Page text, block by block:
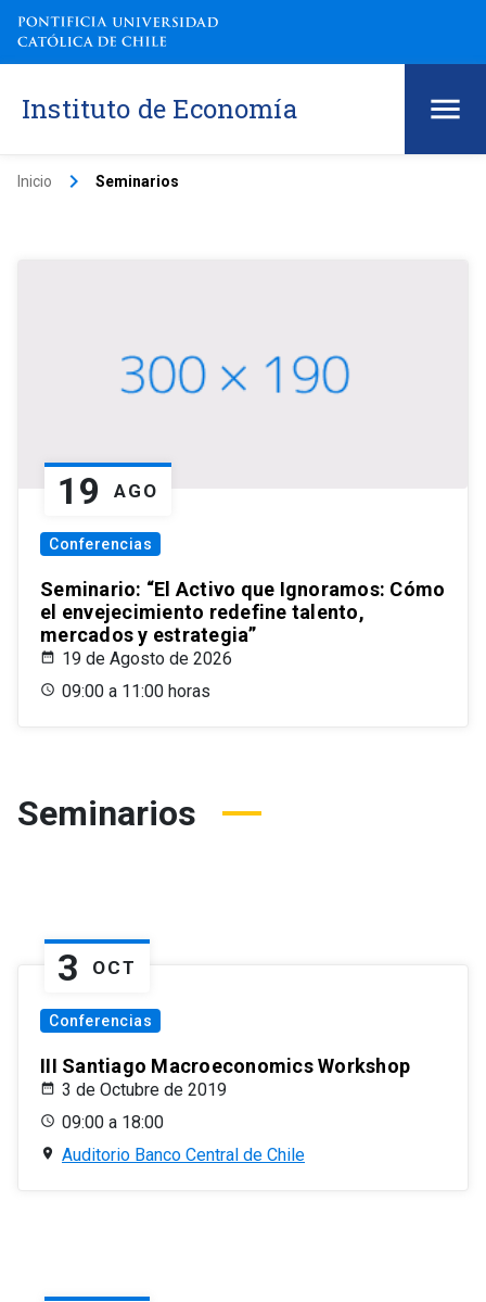
Instituto de Economía
Inicio keyboard_arrow_right Seminarios
19 AGO
Conferencias
Seminario: “El Activo que Ignoramos: Cómo
el envejecimiento redefine talento,
mercados y estrategia”
19 de Agosto de 2026
09:00 a 11:00 horas
Seminarios
3 OCT
Conferencias
III Santiago Macroeconomics Workshop
3 de Octubre de 2019
09:00 a 18:00
Auditorio Banco Central de Chile